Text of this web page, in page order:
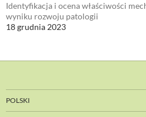
Identyfikacja i ocena właściwości
wyniku rozwoju patologii
18 grudnia 2023
POLSKI